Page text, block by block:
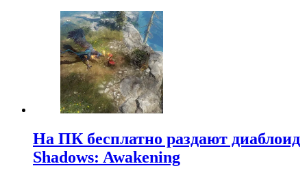
На ПК бесплатно раздают диаблоид
Shadows: Awakening